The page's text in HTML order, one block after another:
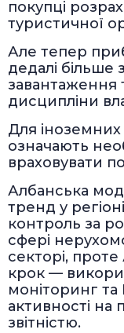
покупці
туристичної
Але тепер
дедалі більше
завантаження
дисципліни
Для іноземних
означають
враховувати
Албанська
тренд у
контроль за
сфері
секторі,
крок —
моніторинг та
активності на
звітністю.